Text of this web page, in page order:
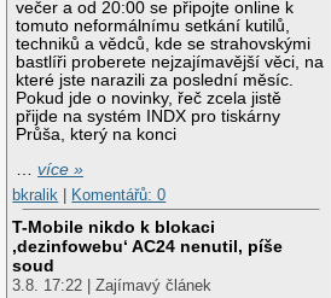
večer a od 20:00 se připojte online k
tomuto neformálnímu setkání kutilů,
techniků a vědců, kde se strahovskými
bastlíři proberete nejzajímavější věci, na
které jste narazili za poslední měsíc.
Pokud jde o novinky, řeč zcela jistě
přijde na systém INDX pro tiskárny
Průša, který na konci
…více »
bkralik
Komentářů: 0
T-Mobile nikdo k blokaci
‚dezinfowebu‘ AC24 nenutil, píše
soud
3.8. 17:22 | Zajímavý článek